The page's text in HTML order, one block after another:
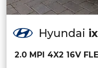
Hyundai
2.0 MPI 4X2 16V